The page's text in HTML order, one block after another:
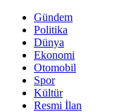
Gündem
Politika
Dünya
Ekonomi
Otomobil
Spor
Kültür
Resmi İlan